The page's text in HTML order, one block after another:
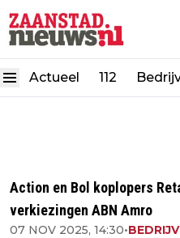
Actueel 112
Action en Bol koplopers
verkiezingen ABN Amro
07 NOV 2025, 14:30•